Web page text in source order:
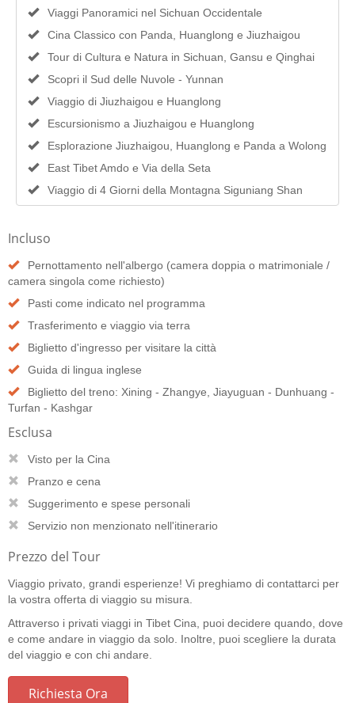
Viaggi Panoramici nel Sichuan Occidentale
Cina Classico con Panda, Huanglong e Jiuzhaigou
Tour di Cultura e Natura in Sichuan, Gansu e Qinghai
Scopri il Sud delle Nuvole - Yunnan
Viaggio di Jiuzhaigou e Huanglong
Escursionismo a Jiuzhaigou e Huanglong
Esplorazione Jiuzhaigou, Huanglong e Panda a Wolong
East Tibet Amdo e Via della Seta
Viaggio di 4 Giorni della Montagna Siguniang Shan
Incluso
Pernottamento nell'albergo (camera doppia o matrimoniale /
camera singola come richiesto)
Pasti come indicato nel programma
Trasferimento e viaggio via terra
Biglietto d'ingresso per visitare la città
Guida di lingua inglese
Biglietto del treno: Xining - Zhangye, Jiayuguan - Dunhuang -
Turfan - Kashgar
Esclusa
Visto per la Cina
Pranzo e cena
Suggerimento e spese personali
Servizio non menzionato nell'itinerario
Prezzo del Tour
Viaggio privato, grandi esperienze! Vi preghiamo di contattarci per
la vostra offerta di viaggio su misura.
Attraverso i privati viaggi in Tibet Cina, puoi decidere quando, dove
e come andare in viaggio da solo. Inoltre, puoi scegliere la durata
del viaggio e con chi andare.
Richiesta Ora